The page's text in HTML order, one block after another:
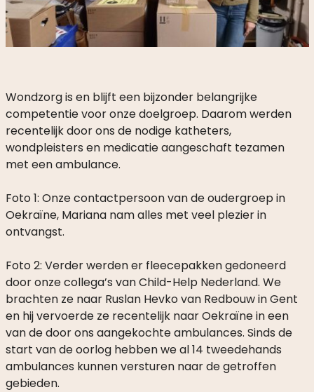
MEE
PARTICULIER
WAT
DOEN
WE
MET
DONATIE?
MISSIE
EN
VISIE
WIE
IS
WIE
–
Wondzorg is en blijft een bijzonder belangrijke
competentie voor onze doelgroep. Daarom werden
recentelijk door ons de nodige katheters,
wondpleisters en medicatie aangeschaft tezamen
met een ambulance.
Foto 1: Onze contactpersoon van de oudergroep in
Oekraïne, Mariana nam alles met veel plezier in
ontvangst.
Foto 2: Verder werden er fleecepakken gedoneerd
door onze collega’s van Child-Help Nederland. We
brachten ze naar Ruslan Hevko van Redbouw in Gent
en hij vervoerde ze recentelijk naar Oekraïne in een
van de door ons aangekochte ambulances. Sinds de
start van de oorlog hebben we al 14 tweedehands
ambulances kunnen versturen naar de getroffen
gebieden.